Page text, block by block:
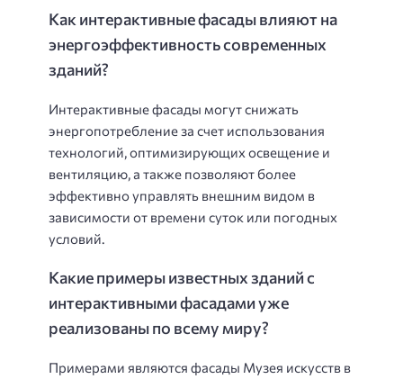
Как интерактивные фасады влияют на
энергоэффективность современных
зданий?
Интерактивные фасады могут снижать
энергопотребление за счет использования
технологий, оптимизирующих освещение и
вентиляцию, а также позволяют более
эффективно управлять внешним видом в
зависимости от времени суток или погодных
условий.
Какие примеры известных зданий с
интерактивными фасадами уже
реализованы по всему миру?
Примерами являются фасады Музея искусств в